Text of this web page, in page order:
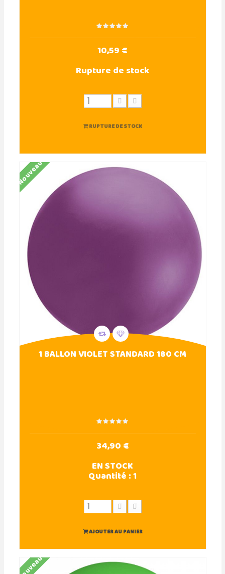
10,59 €
Rupture de stock
RUPTURE DE STOCK
Nouveau
1 BALLON VIOLET STANDARD 180 CM
34,90 €
EN STOCK
Quantité :1
AJOUTER AU PANIER